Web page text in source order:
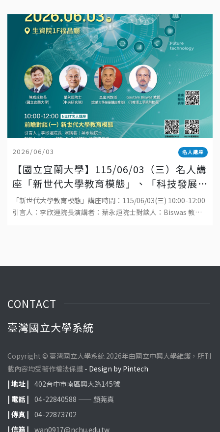
2026/06/03 名人講座
【國立宜蘭大學】115/06/03（三）名人講
座「新世代大學教育模態」、「科技發展
與工程教育的趨勢」
「新世代大學教育模態」講座時間：115/06/03(三) 10:00-12:00
引言人：李欣運院長演講者：葉永烜院士對談人：Biswas 教
CONTACT
臺灣國立大學系統
Copyright © 臺灣國立大學系統 2026年由國立中興大學維護，所刊
載內容均受著作權法保護 - Design by Pintech
| 地址 | 402台中市南區興大路145號
| 電話 | 04-22840588 —— 顏莞真
| 傳真 | 04-22873702
| 信箱 | wan0917@nchu.edu.tw